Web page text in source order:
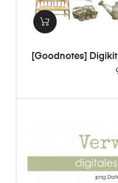
[Goodnotes]